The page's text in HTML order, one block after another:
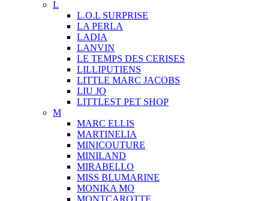
L
L.O.L SURPRISE
LA PERLA
LADIA
LANVIN
LE TEMPS DES CERISES
LILLIPUTIENS
LITTLE MARC JACOBS
LIU JO
LITTLEST PET SHOP
M
MARC ELLIS
MARTINELIA
MINICOUTURE
MINILAND
MIRABELLO
MISS BLUMARINE
MONIKA MO
MONTCAROTTE